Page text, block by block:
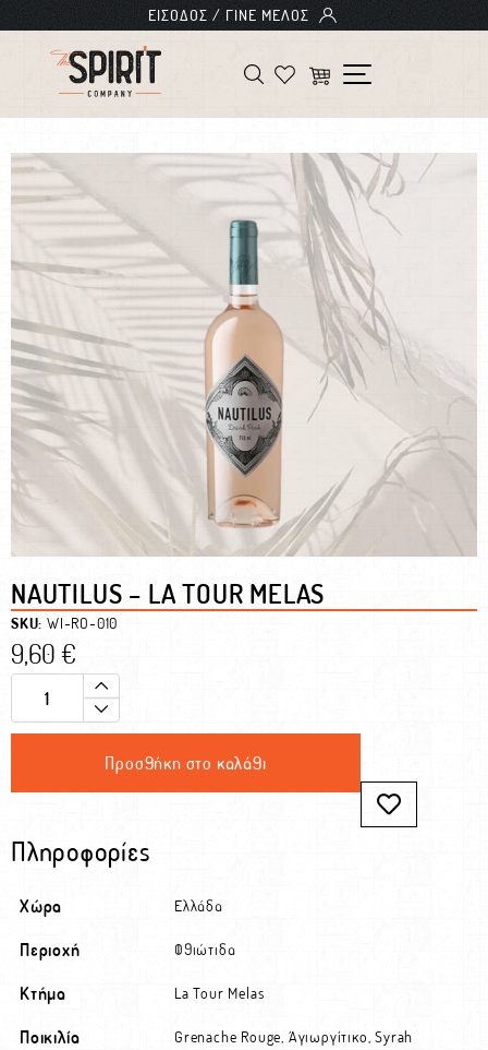
NAUTILUS – LA TOUR MELAS
SKU: WI-RO-010
9,60€
Προσθήκη στο καλάθι
Πληροφορίες
Χώρα Ελλάδα
Περιοχή Φθιώτιδα
Κτήμα La Tour Melas
Ποικιλία Grenache Rouge, Αγιωργίτικο, Syrah